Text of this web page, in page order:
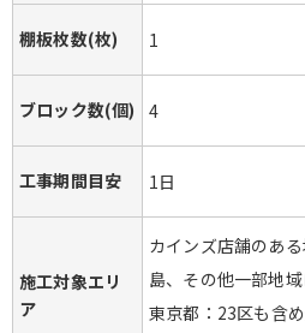
棚板枚数(枚) 1
ブロック数(個) 4
工事期間目安 1日
施工対象エリ
ア
カインズ店舗のあ
島、その他一部地域
東京都：23区も含